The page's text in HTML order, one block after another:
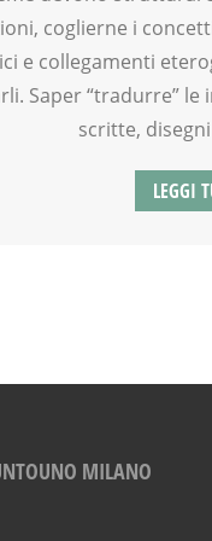
coglierne i
e collegamenti
Saper “tradurre”
scritte,
LEGGI
MILANO